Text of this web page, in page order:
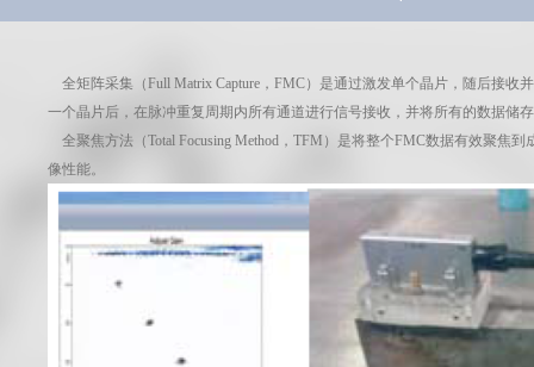
全矩阵采集（Full Matrix Capture ， FMC）是通过激发单个晶片，随后接收
一个晶片后，在脉冲重复周期内所有通道进行信号接收，并将所有的数据储
全聚焦方法（Total Focusing Method ， TFM ）是将整个FMC数据有效聚焦到
像性能。